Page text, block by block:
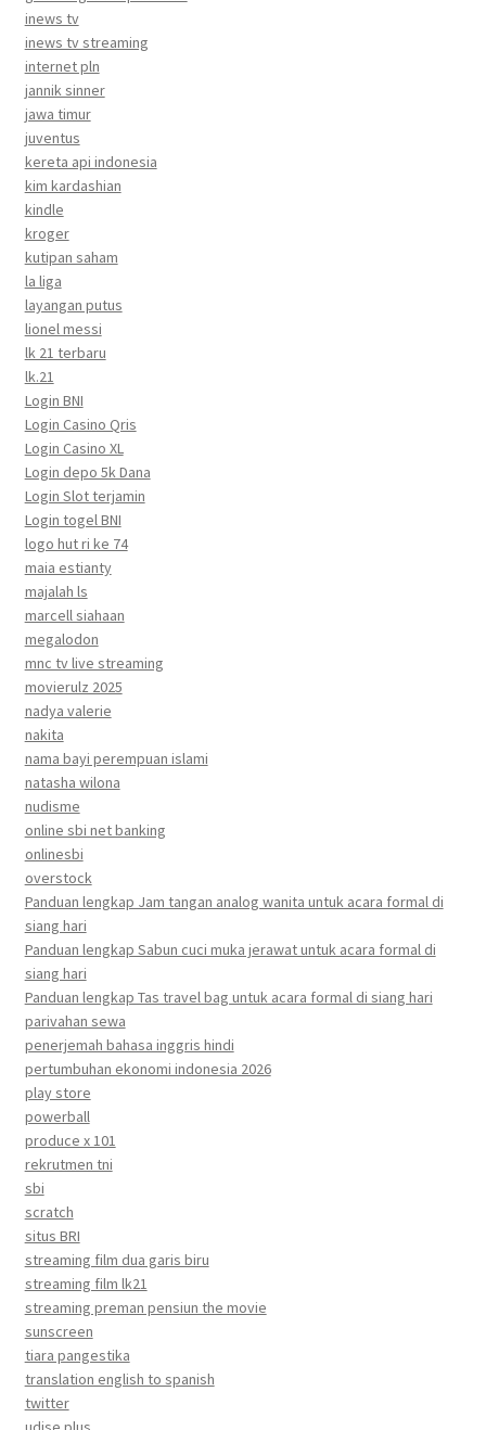
inews tv
inews tv streaming
internet pln
jannik sinner
jawa timur
juventus
kereta api indonesia
kim kardashian
kindle
kroger
kutipan saham
la liga
layangan putus
lionel messi
lk 21 terbaru
lk.21
Login BNI
Login Casino Qris
Login Casino XL
Login depo 5k Dana
Login Slot terjamin
Login togel BNI
logo hut ri ke 74
maia estianty
majalah ls
marcell siahaan
megalodon
mnc tv live streaming
movierulz 2025
nadya valerie
nakita
nama bayi perempuan islami
natasha wilona
nudisme
online sbi net banking
onlinesbi
overstock
Panduan lengkap Jam tangan analog wanita untuk acara formal di
siang hari
Panduan lengkap Sabun cuci muka jerawat untuk acara formal di
siang hari
Panduan lengkap Tas travel bag untuk acara formal di siang hari
parivahan sewa
penerjemah bahasa inggris hindi
pertumbuhan ekonomi indonesia 2026
play store
powerball
produce x 101
rekrutmen tni
sbi
scratch
situs BRI
streaming film dua garis biru
streaming film lk21
streaming preman pensiun the movie
sunscreen
tiara pangestika
translation english to spanish
twitter